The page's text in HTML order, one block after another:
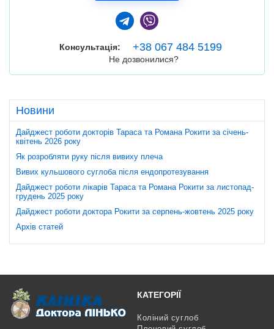
Новини
Дайджест роботи докторів Тараса та Романа Рокити за січень-
квітень 2026 року
Як розробляти руку після вивиху плеча
Вивих кульшового суглоба після ендопротезування
Дайджест роботи лікарів Тараса та Романа Рокити за листопад-
грудень 2025 року
Дайджест роботи доктора Рокити за серпень-жовтень 2025 року
Архів статей
Консультація: +38 067 484 5199
Не дозвонилися?
КАТЕГОРІЇ
Коліний суглоб